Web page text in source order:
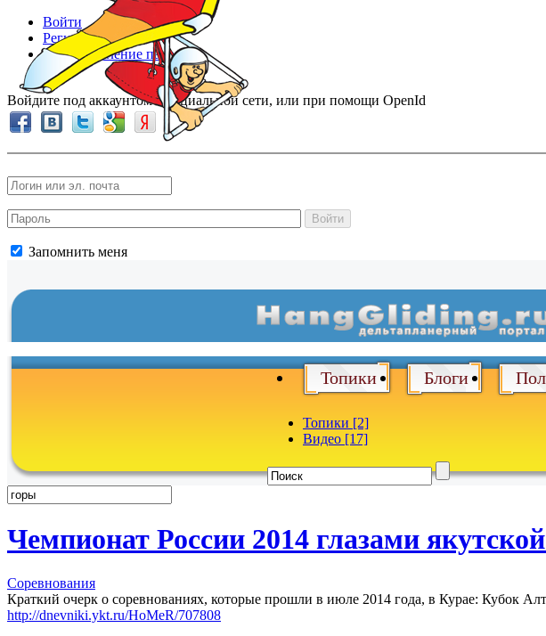
Войти
Регистрация
Восстановление пароля
Войдите под аккаунтом в социальной сети, или при помощи OpenId
Войти
Запомнить меня
Войти
Топики Блоги
Топики [2]
Видео [17]
Чемпионат России 2014 глазами
Соревнования
Краткий очерк о соревнованиях, которые прошли в июле 2014 года, в Курае: Кубок
http://dnevniki.ykt.ru/HoMeR/707808